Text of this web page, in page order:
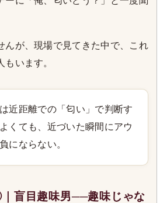
んが、現場で見てきた中で、これ
います。
近距離での「匂い」で判断す
くても、近づいた瞬間にアウ
にならない。
盲目趣味男──趣味じゃな